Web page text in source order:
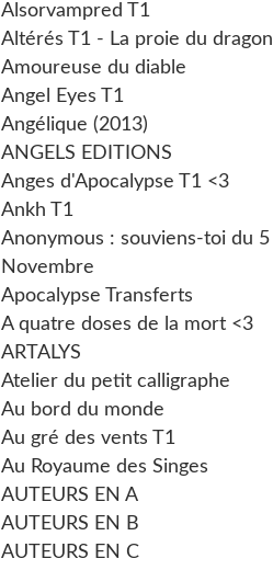
Alsorvampred T1
Altérés T1 - La proie du dragon
Amoureuse du diable
Angel Eyes T1
Angélique (2013)
ANGELS EDITIONS
Anges d'Apocalypse T1 <3
Ankh T1
Anonymous : souviens-toi du 5
Novembre
Apocalypse Transferts
A quatre doses de la mort <3
ARTALYS
Atelier du petit calligraphe
Au bord du monde
Au gré des vents T1
Au Royaume des Singes
AUTEURS EN A
AUTEURS EN B
AUTEURS EN C